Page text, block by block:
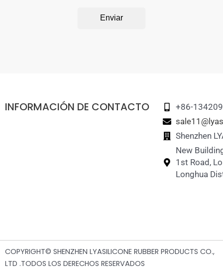
Enviar
INFORMACIÓN DE CONTACTO
+86-
Shenzhen
New
1st Road,
Longhua
COPYRIGHT© SHENZHEN LYASILICONE RUBBER PRODUCTS CO.,
LTD .TODOS LOS DERECHOS RESERVADOS